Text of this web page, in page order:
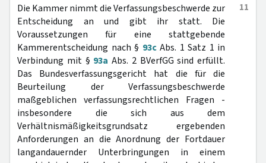
11
Die Kammer nimmt die Verfassungsbeschwerde zur
Entscheidung an und gibt ihr statt. Die
Voraussetzungen für eine stattgebende
Kammerentscheidung nach § 93cAbs. 1 Satz 1 in
Verbindung mit § 93a Abs. 2 BVerfGG sind erfüllt.
Das Bundesverfassungsgericht hat die für die
Beurteilung der Verfassungsbeschwerde
maßgeblichen verfassungsrechtlichen Fragen -
insbesondere die sich aus dem
Verhältnismäßigkeitsgrundsatz ergebenden
Anforderungen an die Anordnung der Fortdauer
langandauernder Unterbringungen in einem